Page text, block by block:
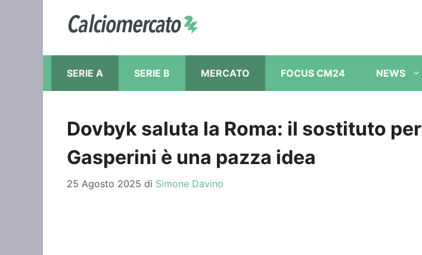
contenuto
SERIE A SERIE B MERCATO FOCUS CM24 NEWS
Dovbyk saluta la Roma: il sostituto per
Gasperini è una pazza idea
25 Agosto 2025 di Simone Davino